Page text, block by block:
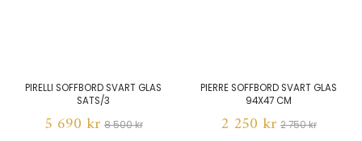
PIRELLI SOFFBORD SVART GLAS
SATS/3
5 690 kr 8 500 kr
PIERRE SOFFBORD SVART GLAS
94X47 CM
2 250 kr 2 750 kr